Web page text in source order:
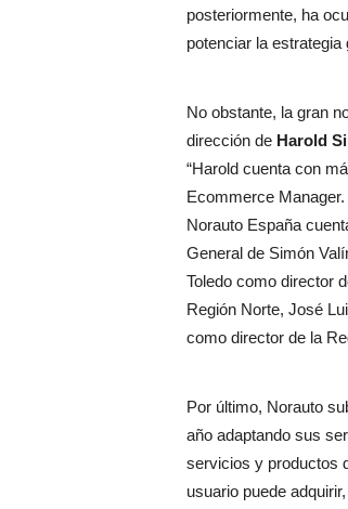
posteriormente, ha
potenciar la estrategia
No obstante, la gran
dirección de Harold
“Harold cuenta con
Ecommerce
Norauto España
General de Simón
Toledo como director
Región Norte, José
como director de la
Por último, Norauto
año adaptando sus
servicios y productos
usuario puede